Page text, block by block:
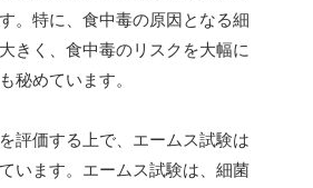
。特に、食中毒の原因となる細
きく、食中毒のリスクを大幅に
秘めています。
評価する上で、エームス試験は
います。エームス試験は、細菌